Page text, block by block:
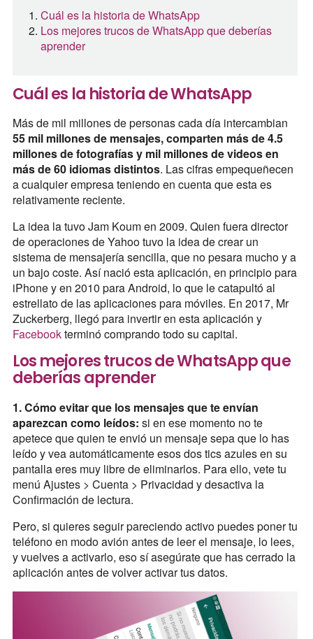
Cuál es la historia de WhatsApp
Los mejores trucos de WhatsApp que deberías
aprender
Cuál es la historia de WhatsApp
Más de mil millones de personas cada día intercambian
55 mil millones de mensajes, comparten más de 4.5
millones de fotografías y mil millones de videos en
más de 60 idiomas distintos. Las cifras empequeñecen
a cualquier empresa teniendo en cuenta que esta es
relativamente reciente.
La idea la tuvo Jam Koum en 2009. Quien fuera director
de operaciones de Yahoo tuvo la idea de crear un
sistema de mensajería sencilla, que no pesara mucho y a
un bajo coste. Así nació esta aplicación, en principio para
iPhone y en 2010 para Android, lo que le catapultó al
estrellato de las aplicaciones para móviles. En 2017, Mr
Zuckerberg, llegó para invertir en esta aplicación y
Facebookterminó comprando todo su capital.
Los mejores trucos de WhatsApp que
deberías aprender
1. Cómo evitar que los mensajes que te envían
aparezcan como leídos: si en ese momento no te
apetece que quien te envió un mensaje sepa que lo has
leído y vea automáticamente esos dos tics azules en su
pantalla eres muy libre de eliminarlos. Para ello, vete tu
menú Ajustes > Cuenta > Privacidad y desactiva la
Confirmación de lectura.
Pero, si quieres seguir pareciendo activo puedes poner tu
teléfono en modo avión antes de leer el mensaje, lo lees,
y vuelves a activarlo, eso sí asegúrate que has cerrado la
aplicación antes de volver activar tus datos.